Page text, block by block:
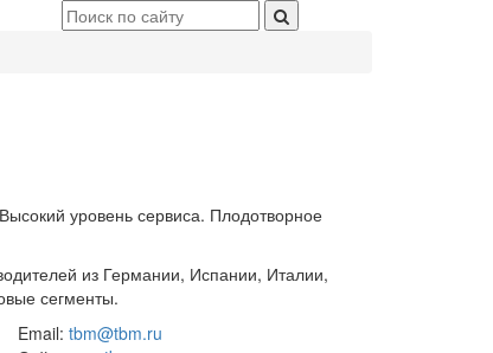
уровень сервиса. Плодотворное
из Германии, Испании, Италии,
сегменты.
Email: tbm@tbm.ru